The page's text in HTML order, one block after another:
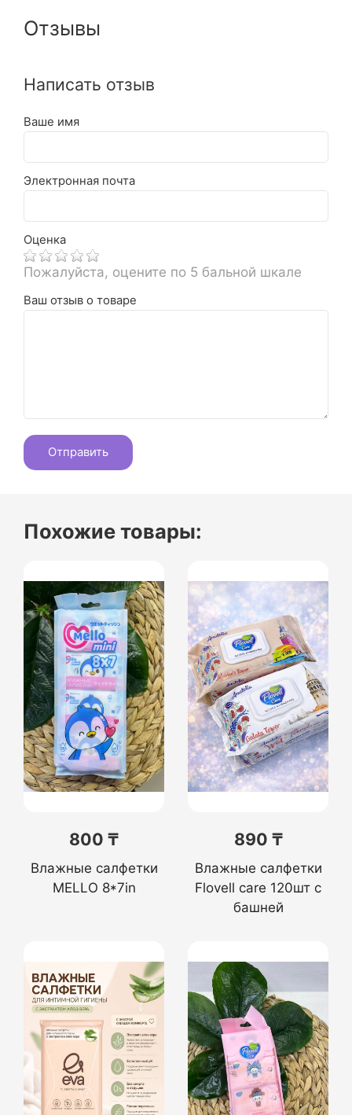
Отзывы
Написать отзыв
Ваше имя
Электронная почта
Оценка
Пожалуйста, оцените по 5 бальной шкале
Ваш отзыв о товаре
Похожие товары:
800 ₸
Влажные салфетки
MELLO 8*7in
890 ₸
Влажные салфетки
Flovell care 120шт с
башней